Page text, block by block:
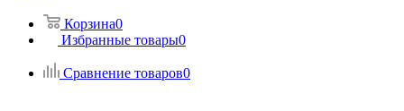
Корзина0
Избранные товары0
Сравнение товаров0